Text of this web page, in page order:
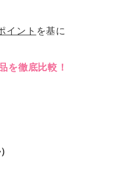
イント を基に
を徹底比較！